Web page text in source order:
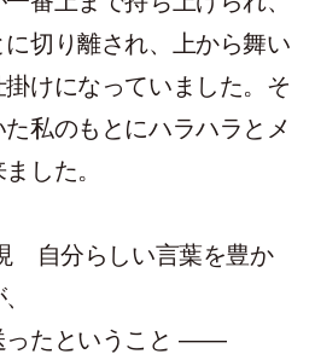
切り離され、上から舞い
けになっていました。そ
私のもとにハラハラとメ
した。
自分らしい言葉を豊か
ったということ ――